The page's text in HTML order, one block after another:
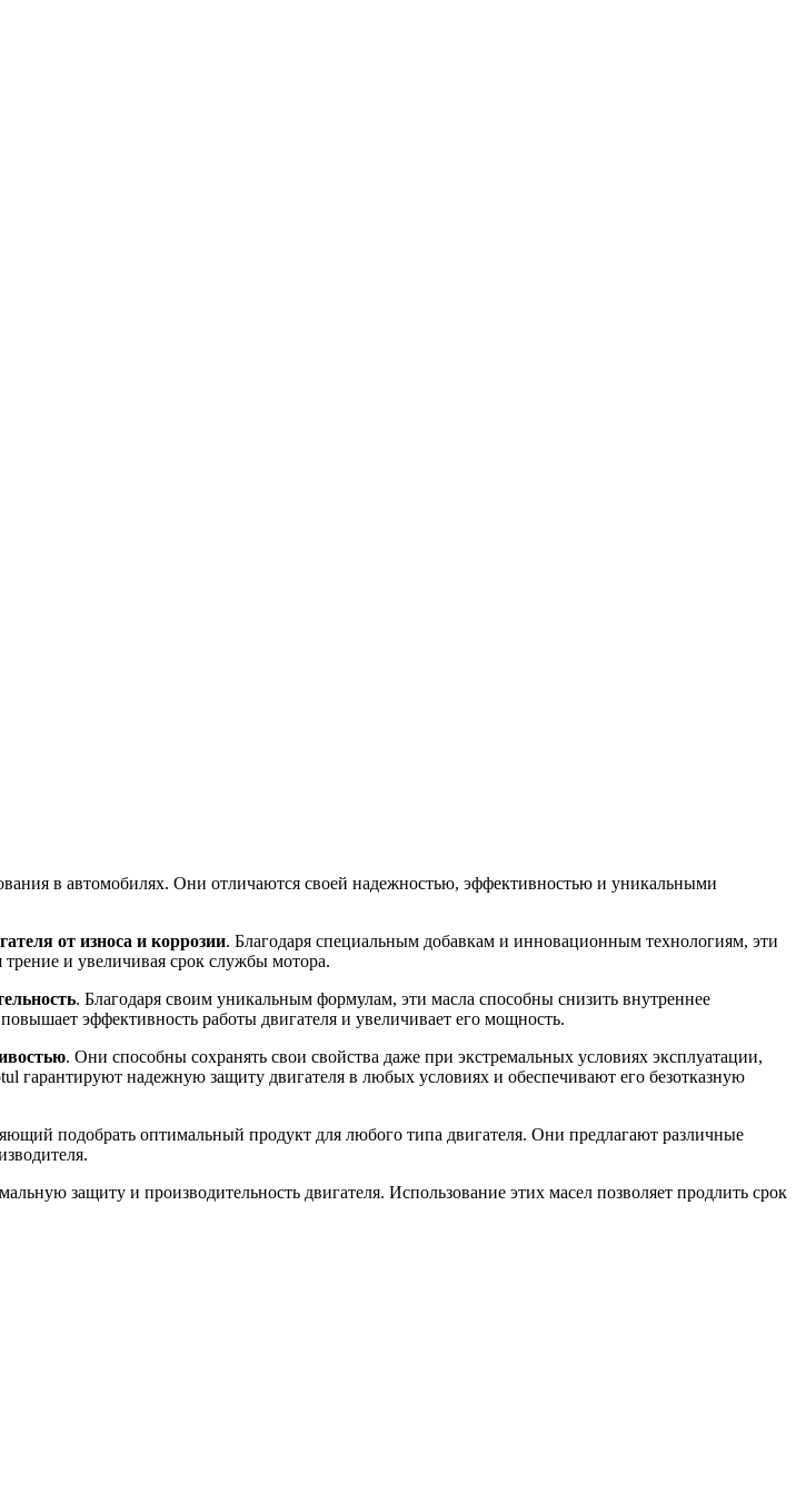
в автомобилях. Они отличаются своей надежностью, эффективностью и уникальными
от износа и коррозии. Благодаря специальным добавкам и инновационным технологиям, эти
и увеличивая срок службы мотора.
. Благодаря своим уникальным формулам, эти масла способны снизить внутреннее
эффективность работы двигателя и увеличивает его мощность.
. Они способны сохранять свои свойства даже при экстремальных условиях эксплуатации,
гарантируют надежную защиту двигателя в любых условиях и обеспечивают его безотказную
подобрать оптимальный продукт для любого типа двигателя. Они предлагают различные
защиту и производительность двигателя. Использование этих масел позволяет продлить срок